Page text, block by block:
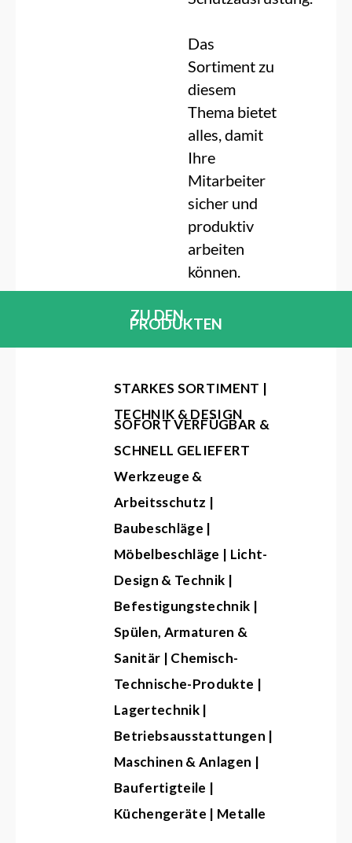
Das
Sortiment zu
diesem
Thema bietet
alles, damit
Ihre
Mitarbeiter
sicher und
produktiv
arbeiten
können.
ZU DEN
PRODUKTEN
STARKES SORTIMENT |
TECHNIK & DESIGN
SOFORT VERFÜGBAR &
SCHNELL GELIEFERT
Werkzeuge &
Arbeitsschutz |
Baubeschläge |
Möbelbeschläge | Licht-
Design & Technik |
Befestigungstechnik |
Spülen, Armaturen &
Sanitär | Chemisch-
Technische-Produkte |
Lagertechnik |
Betriebsausstattungen |
Maschinen & Anlagen |
Baufertigteile |
Küchengeräte | Metalle